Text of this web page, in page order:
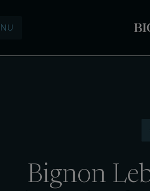
Bignon